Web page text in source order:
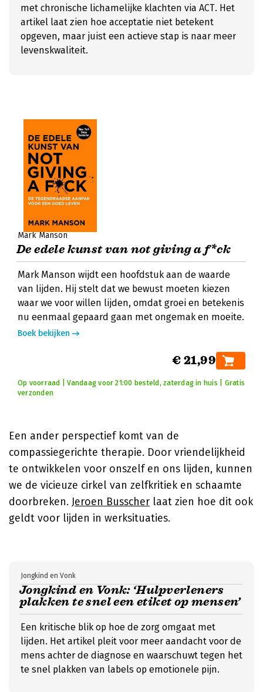
met chronische lichamelijke klachten via ACT. Het
artikel laat zien hoe acceptatie niet betekent
opgeven, maar juist een actieve stap is naar meer
levenskwaliteit.
Mark Manson
De edele kunst van not giving a f*ck
Mark Manson wijdt een hoofdstuk aan de waarde
van lijden. Hij stelt dat we bewust moeten kiezen
waar we voor willen lijden, omdat groei en betekenis
nu eenmaal gepaard gaan met ongemak en moeite.
Boek bekijken
€ 21,99
Op voorraad | Vandaag voor 21:00 besteld, zaterdag in huis | Gratis
verzonden
Een ander perspectief komt van de
compassiegerichte therapie. Door vriendelijkheid
te ontwikkelen voor onszelf en ons lijden, kunnen
we de vicieuze cirkel van zelfkritiek en schaamte
doorbreken. Jeroen Busscher laat zien hoe dit ook
geldt voor lijden in werksituaties.
Jongkind en Vonk: ‘Hulpverleners
plakken te snel een etiket op mensen’
Jongkind en Vonk
Een kritische blik op hoe de zorg omgaat met
lijden. Het artikel pleit voor meer aandacht voor de
mens achter de diagnose en waarschuwt tegen het
te snel plakken van labels op emotionele pijn.